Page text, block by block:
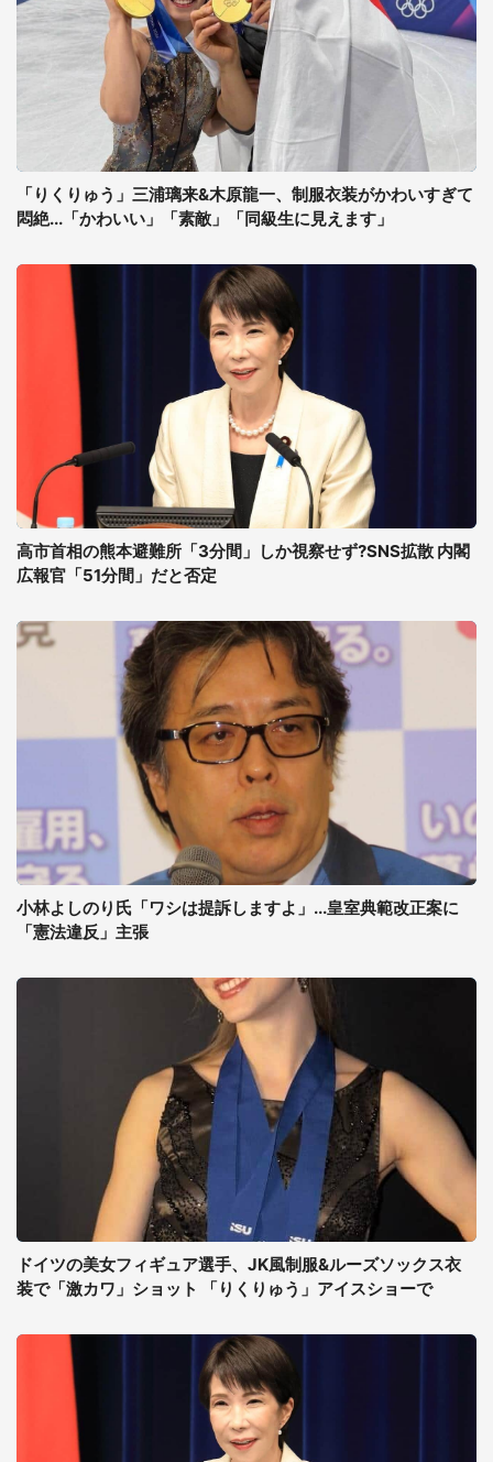
「りくりゅう」三浦璃来&木原龍一、制服衣装がかわいすぎて
悶絶...「かわいい」「素敵」「同級生に見えます」
高市首相の熊本避難所「3分間」しか視察せず?SNS拡散 内閣
広報官「51分間」だと否定
小林よしのり氏「ワシは提訴しますよ」...皇室典範改正案に
「憲法違反」主張
ドイツの美女フィギュア選手、JK風制服&ルーズソックス衣
装で「激カワ」ショット 「りくりゅう」アイスショーで